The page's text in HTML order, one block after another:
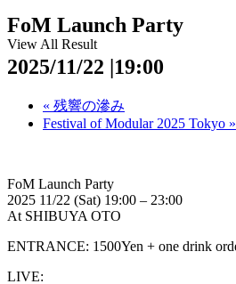
View All Result
FoM Launch Party
2025/11/22 |19:00
« 残響の滲み
Festival of Modular 2025 Tokyo »
FoM Launch Party
2025 11/22 (Sat) 19:00 – 23:00
At SHIBUYA OTO
ENTRANCE: 1500Yen + one drink
LIVE: